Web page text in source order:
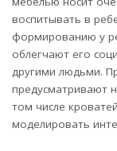
воспитывать в
формированию у
облегчают его
другими людьми.
предусматривают
том числе
моделировать